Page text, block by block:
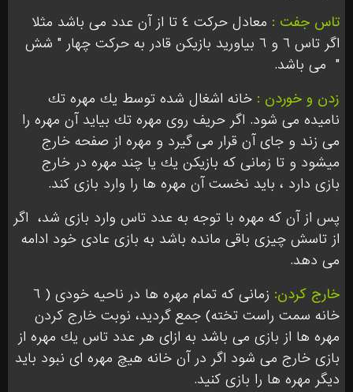
تاس جفت :
معادل حركت ٤ تا از آن عدد مى باشد مثلا
اگر تاس ٦ و ٦ بياوريد بازيكن قادر به حرکت چهار " شش
" مى باشد.
زدن و خوردن : خانه اشغال شده توسط يك مهره تك
ناميده مى شود. اگر حريف روى مهره تك بيايد آن مهره را
مى زند و جاى آن قرار مى گيرد و مهره از صفحه خارج
میشود و تا زمانى كه بازيكن يك يا چند مهره در خارج
بازى دارد ، بايد نخست آن مهره ها را وارد بازى كند.
پس از آن كه مهره با توجه به عدد تاس وارد بازى شد، اگر
از تاسش چيزى باقى مانده باشد به بازى عادى خود ادامه
مى دهد.
خارج كردن:
زمانى كه تمام مهره ها در ناحيه خودى ( ٦
خانه سمت راست تخته) جمع گرديد، نوبت خارج كردن
مهره ها از بازى مى باشد به ازاى هر عدد تاس يك مهره از
بازى خارج مى شود اگر در آن خانه هيچ مهره اى نبود بايد
ديگر مهره ها را بازى كنيد.